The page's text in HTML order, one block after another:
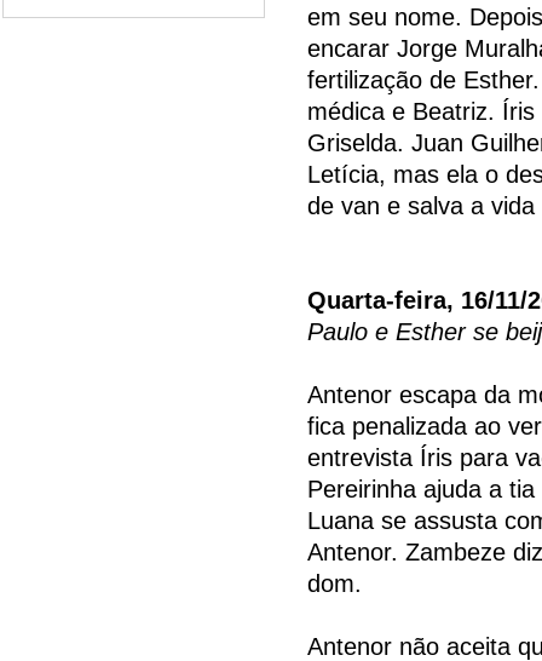
em seu nome.
encarar Jorge
fertilização de
médica e Beatriz.
Griselda. Juan
Letícia, mas ela o
de van e salva a vida
Quarta-feira, 16/11/
Paulo e Esther se
Antenor escapa da
fica penalizada ao
entrevista Íris para
Pereirinha ajuda a
Luana se assusta
Antenor. Zambeze
dom.
Antenor não aceita